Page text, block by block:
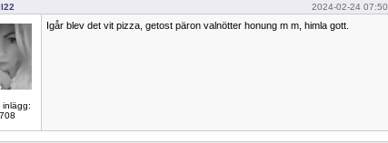
2024-02-24 07:50
inlägg:
Igår blev det vit pizza, getost päron valnötter honung m m, himla gott.